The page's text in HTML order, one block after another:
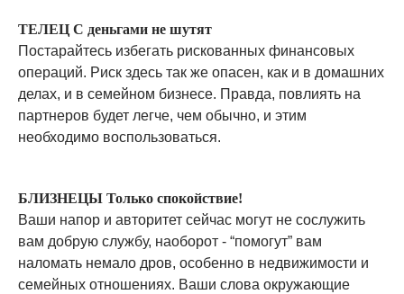
ТЕЛЕЦ С деньгами не шутят
Постарайтесь избегать рискованных финансовых
операций. Риск здесь так же опасен, как и в домашних
делах, и в семейном бизнесе. Правда, повлиять на
партнеров будет легче, чем обычно, и этим
необходимо воспользоваться.
БЛИЗНЕЦЫ Только спокойствие!
Ваши напор и авторитет сейчас могут не сослужить
вам добрую службу, наоборот - “помогут” вам
наломать немало дров, особенно в недвижимости и
семейных отношениях. Ваши слова окружающие